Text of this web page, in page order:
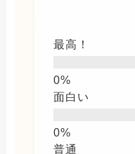
最高！
面白い
普通